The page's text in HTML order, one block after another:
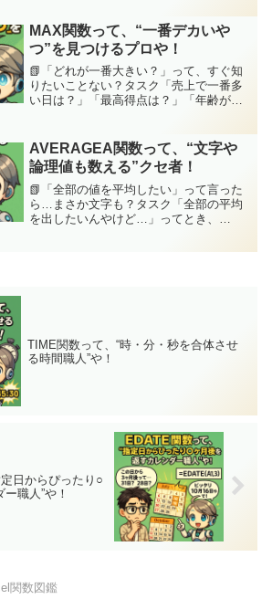
まくいかんし、どうしたらええんや…？
ジッピー...
MAX関数って、“一番デカいや
つ”を見つけるプロや！
📗「どれが一番大きい？」って、すぐ知
りたいことない？タスク「売上で一番多
い日は？」「最高得点は？」「年齢が一
で探すんはしんどいよね？ そんなときの
味方が【MAX関数...
AVERAGEA関数って、“文字や
論理値も数える”クセ者！
📗「全部の値を平均したい」って言った
ら…まさか文字も？タスク「全部の平均
を出したいんやけど…」ってとき、
TIME関数って、“時・分・秒を合体させ
る時間職人”や！
日からぴったり○
職人”や！
関数図鑑